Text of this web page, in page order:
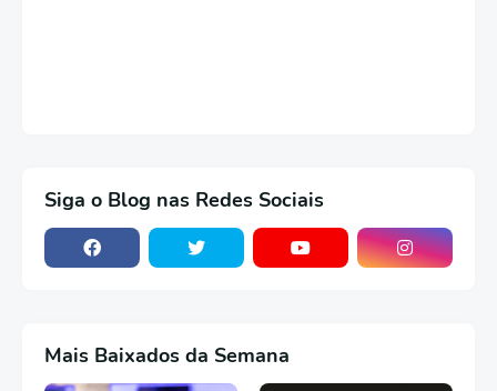
Siga o Blog nas Redes Sociais
Mais Baixados da Semana